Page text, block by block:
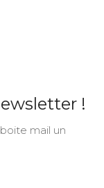
!
mail un